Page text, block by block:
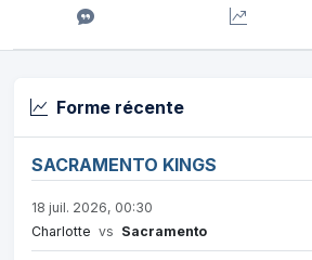
Forme récente
SACRAMENTO KINGS
18 juil. 2026, 00:30
Charlotte vs Sacramento